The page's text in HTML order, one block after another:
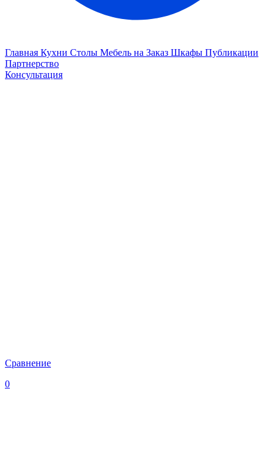
Главная Кухни Столы Мебель на Заказ Шкафы Публикации
Партнерство
Консультация
Сравнение
0